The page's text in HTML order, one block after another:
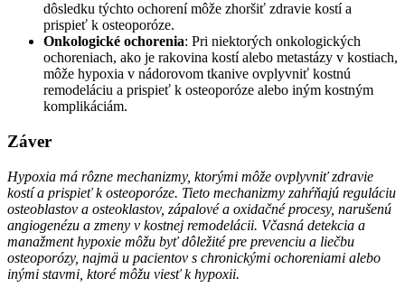
dôsledku týchto ochorení môže zhoršiť zdravie kostí a
prispieť k osteoporóze.
Onkologické ochorenia: Pri niektorých onkologických
ochoreniach, ako je rakovina kostí alebo metastázy v kostiach,
môže hypoxia v nádorovom tkanive ovplyvniť kostnú
remodeláciu a prispieť k osteoporóze alebo iným kostným
komplikáciám.
Záver
Hypoxia má rôzne mechanizmy, ktorými môže ovplyvniť zdravie
kostí a prispieť k osteoporóze. Tieto mechanizmy zahŕňajú reguláciu
osteoblastov a osteoklastov, zápalové a oxidačné procesy, narušenú
angiogenézu a zmeny v kostnej remodelácii. Včasná detekcia a
manažment hypoxie môžu byť dôležité pre prevenciu a liečbu
osteoporózy, najmä u pacientov s chronickými ochoreniami alebo
inými stavmi, ktoré môžu viesť k hypoxii.